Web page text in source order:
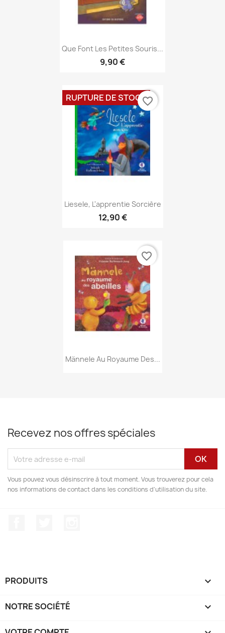
Aperçu rapide
Que Font Les Petites Souris...
9,90 €
 Aperçu rapide
Liesele, L'apprentie Sorcière
12,90 €
RUPTURE DE STOCKfavorite_border
Aperçu rapide
Männele Au Royaume Des...
favorite_border
Recevez nos offres spéciales
Vous pouvez vous désinscrire à tout moment. Vous trouverez pour cela
nos informations de contact dans les conditions d'utilisation du site.
PRODUITS 
NOTRE SOCIÉTÉ 